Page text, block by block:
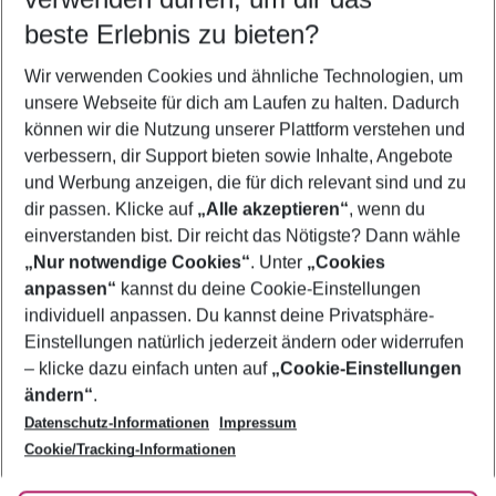
5-8 Nächte
2 Erwachsene Keine Kinder
Mehr Filter anzeigen
Footer
Footer navigation
Über uns
AGB
Bestpreisgarantie
Cookie-Einstellungen ändern
Cookie-Richtlinie
Agenturbetreuung
Barrierefreies Reisen
Folge uns
beste Erlebnis zu bieten?
Wir verwenden Cookies und ähnliche Technologien, um
unsere Webseite für dich am Laufen zu halten. Dadurch
können wir die Nutzung unserer Plattform verstehen und
verbessern, dir Support bieten sowie Inhalte, Angebote
und Werbung anzeigen, die für dich relevant sind und zu
dir passen. Klicke auf „Alle akzeptieren“, wenn du
einverstanden bist. Dir reicht das Nötigste? Dann wähle
„Nur notwendige Cookies“. Unter „Cookies
anpassen“ kannst du deine Cookie-Einstellungen
individuell anpassen. Du kannst deine Privatsphäre-
Einstellungen natürlich jederzeit ändern oder widerrufen
– klicke dazu einfach unten auf „Cookie-Einstellungen
ändern“.
Datenschutz-Informationen
Impressum
Cookie/Tracking-Informationen